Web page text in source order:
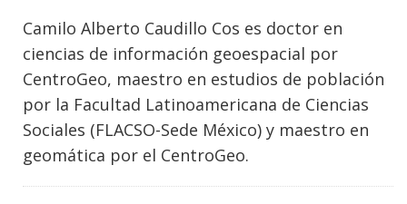
Camilo Alberto Caudillo Cos es doctor en
ciencias de información geoespacial por
CentroGeo, maestro en estudios de población
por la Facultad Latinoamericana de Ciencias
Sociales (FLACSO-Sede México) y maestro en
geomática por el CentroGeo.